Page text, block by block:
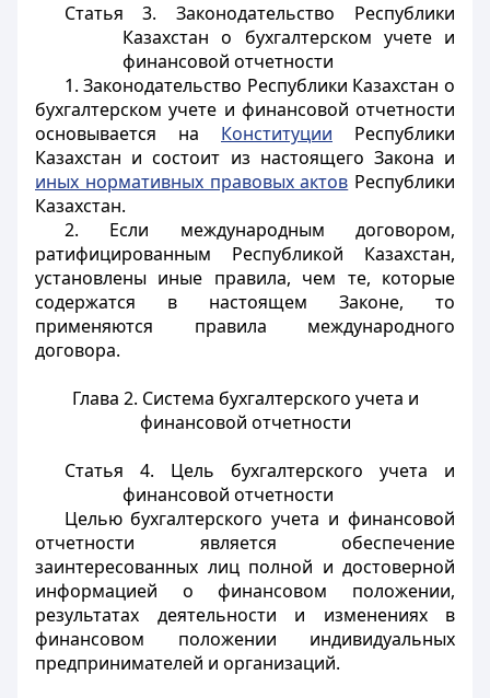
Статья 3. Законодательство Республики
Казахстан о бухгалтерском учете и
финансовой отчетности
1. Законодательство Республики Казахстан о
бухгалтерском учете и финансовой отчетности
основывается на Конституции Республики
Казахстан и состоит из настоящего Закона и
иных нормативных правовых актов Республики
Казахстан.
2. Если международным договором,
ратифицированным Республикой Казахстан,
установлены иные правила, чем те, которые
содержатся в настоящем Законе, то
применяются правила международного
договора.
Глава 2. Система бухгалтерского учета и
финансовой отчетности
Статья 4. Цель бухгалтерского учета и
финансовой отчетности
Целью бухгалтерского учета и финансовой
отчетности является обеспечение
заинтересованных лиц полной и достоверной
информацией о финансовом положении,
результатах деятельности и изменениях в
финансовом положении индивидуальных
предпринимателей и организаций.